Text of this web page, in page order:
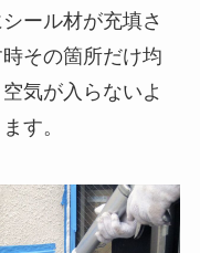
ール材が充填さ
その箇所だけ均
気が入らないよ
す。